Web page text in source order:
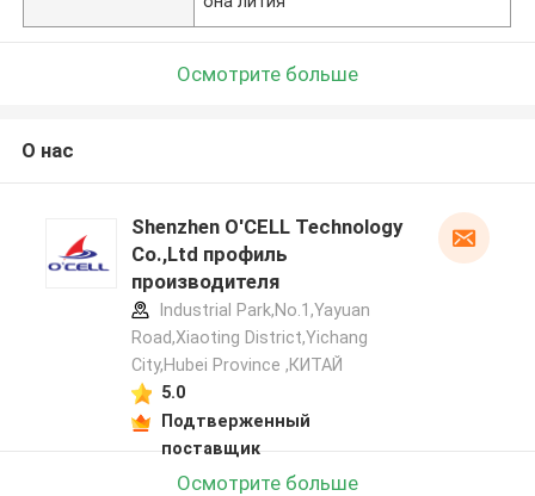
Осмотрите больше
О нас
Shenzhen O'CELL Technology
Co.,Ltd профиль
производителя
Industrial Park,No.1,Yayuan
Road,Xiaoting District,Yichang
City,Hubei Province ,КИТАЙ
5.0
Подтверженный
поставщик
Осмотрите больше